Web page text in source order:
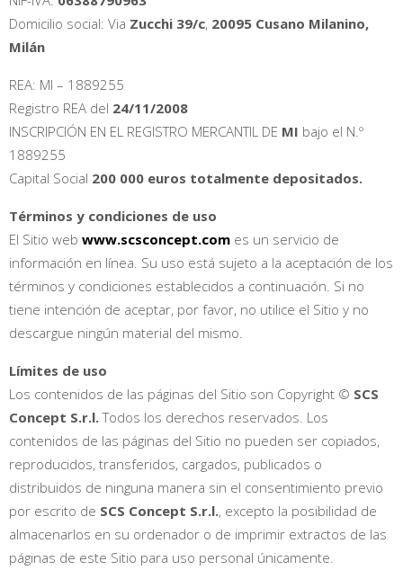
Domicilio social: Via Zucchi 39/c, 20095 Cusano Milanino,
Milán
REA: MI – 1889255
Registro REA del 24/11/2008
INSCRIPCIÓN EN EL REGISTRO MERCANTIL DE MI bajo el N.º
1889255
Capital Social 200 000 euros totalmente depositados.
Términos y condiciones de uso
El Sitio web www.scsconcept.com es un servicio de
información en línea. Su uso está sujeto a la aceptación de los
términos y condiciones establecidos a continuación. Si no
tiene intención de aceptar, por favor, no utilice el Sitio y no
descargue ningún material del mismo.
Límites de uso
Los contenidos de las páginas del Sitio son Copyright © SCS
Concept S.r.l.Todos los derechos reservados. Los
contenidos de las páginas del Sitio no pueden ser copiados,
reproducidos, transferidos, cargados, publicados o
distribuidos de ninguna manera sin el consentimiento previo
por escrito de SCS Concept S.r.l., excepto la posibilidad de
almacenarlos en su ordenador o de imprimir extractos de las
páginas de este Sitio para uso personal únicamente.